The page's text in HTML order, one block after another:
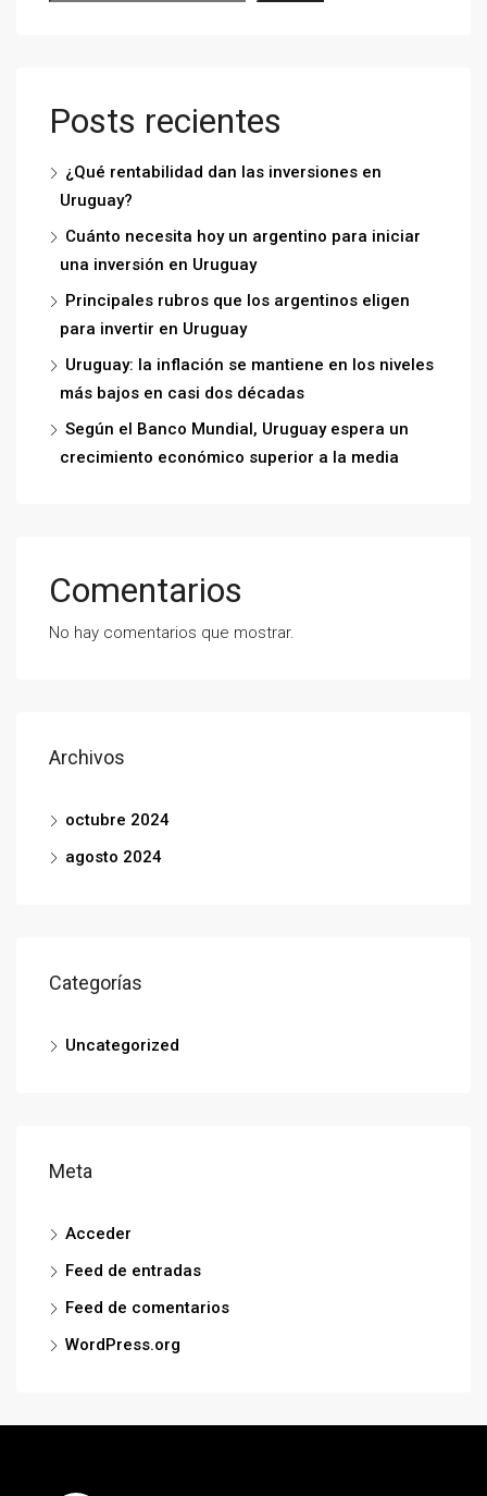
Posts recientes
¿Qué rentabilidad dan las inversiones en
Uruguay?
Cuánto necesita hoy un argentino para iniciar
una inversión en Uruguay
Principales rubros que los argentinos eligen
para invertir en Uruguay
Uruguay: la inflación se mantiene en los niveles
más bajos en casi dos décadas
Según el Banco Mundial, Uruguay espera un
crecimiento económico superior a la media
Comentarios
No hay comentarios que mostrar.
Archivos
octubre 2024
agosto 2024
Categorías
Uncategorized
Meta
Acceder
Feed de entradas
Feed de comentarios
WordPress.org